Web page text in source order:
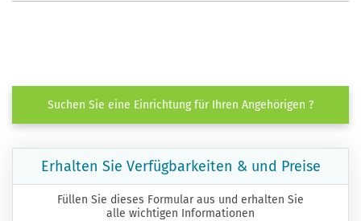
Suchen Sie eine Einrichtung für Ihren Angehörigen ?
Erhalten Sie Verfügbarkeiten & und Preise
Füllen Sie dieses Formular aus und erhalten Sie
alle wichtigen Informationen